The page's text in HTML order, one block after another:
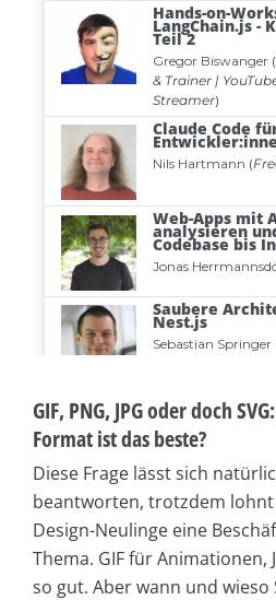
GIF, PNG, JPG oder doch
Format ist das beste?
Diese Frage lässt sich
beantworten, trotzdem
Design-Neulinge eine
Thema. GIF für Animationen,
so gut. Aber wann und wieso